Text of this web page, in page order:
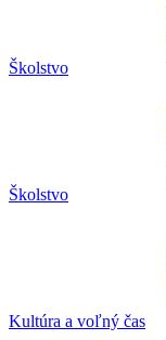
Školstvo
Školstvo
Kultúra a voľný čas